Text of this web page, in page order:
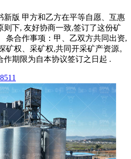
新版 甲方和乙方在平等自愿、互惠
则下, 友好协商一致,签订了这份矿
条合作事项：甲、乙双方共同出资,
矿权、采矿权,共同开采矿产资源。
作期限为自本协议签订之日起 .